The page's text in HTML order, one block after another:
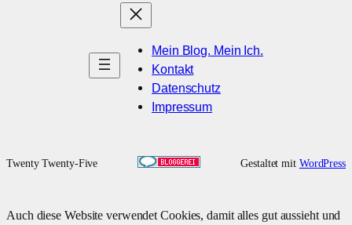
Mein Blog. Mein Ich.
Kontakt
Datenschutz
Impressum
Twenty Twenty-Five Gestaltet mit WordPress
Auch diese Website verwendet Cookies, damit alles gut aussieht und